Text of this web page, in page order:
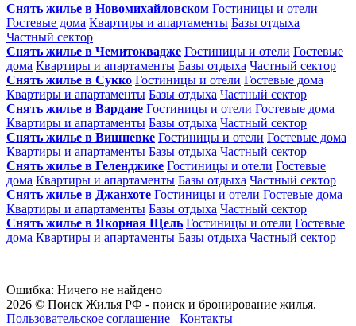
Снять жилье в Новомихайловском Гостиницы и отели
Гостевые дома Квартиры и апартаменты Базы отдыха
Частный сектор
Снять жилье в Чемитоквадже Гостиницы и отели Гостевые
дома Квартиры и апартаменты Базы отдыха Частный сектор
Снять жилье в Сукко Гостиницы и отели Гостевые дома
Квартиры и апартаменты Базы отдыха Частный сектор
Снять жилье в Вардане Гостиницы и отели Гостевые дома
Квартиры и апартаменты Базы отдыха Частный сектор
Снять жилье в Вишневке Гостиницы и отели Гостевые дома
Квартиры и апартаменты Базы отдыха Частный сектор
Снять жилье в Геленджике Гостиницы и отели Гостевые
дома Квартиры и апартаменты Базы отдыха Частный сектор
Снять жилье в Джанхоте Гостиницы и отели Гостевые дома
Квартиры и апартаменты Базы отдыха Частный сектор
Снять жилье в Якорная Щель Гостиницы и отели Гостевые
дома Квартиры и апартаменты Базы отдыха Частный сектор
Ошибка: Ничего не найдено
2026 © Поиск Жилья РФ - поиск и бронирование жилья.
Пользовательское соглашение
Контакты